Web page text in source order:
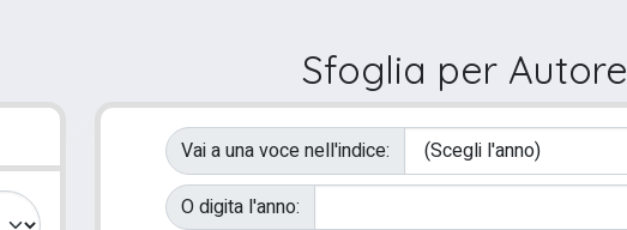
Sfoglia per Autore
Vai a una voce nell'indice:
O digita l'anno: